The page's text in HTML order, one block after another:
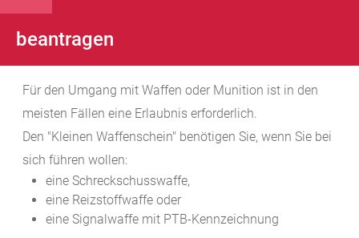
beantragen
Für den Umgang mit Waffen oder Munition ist in den
meisten Fällen eine Erlaubnis erforderlich.
Den "Kleinen Waffenschein" benötigen Sie, wenn Sie bei
sich führen wollen:
eine Schreckschusswaffe,
eine Reizstoffwaffe oder
eine Signalwaffe mit PTB-Kennzeichnung